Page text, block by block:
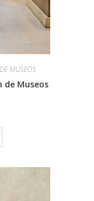
MUSEOS
de Museos